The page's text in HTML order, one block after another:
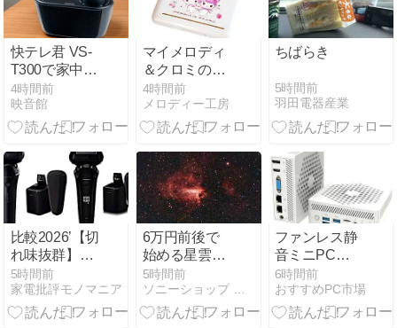
ング開始
快テレ君 VS-
T300で家中快
適なテレビ視
聴を実現
4時間前
映音館
マイメロディ
＆クロミのか
わいいアルト
サックス用リ
ードケース
4時間前
メロディー工房
ちばらき
5時間前
羽田電器産業
比較2026’【切
れ味抜群】シ
ェーバー全95
機からの選び
方【まとめ】
5時間前
家電批評モノマニア
6万円前後で
始める星雲撮
影『Seestar
S30』レビュ
ー メシエ天体
5時間前
ファンレス静
音ミニPC
LN100W-
8/256-W11Pro
の魅力
6時間前
おすすめPC市場